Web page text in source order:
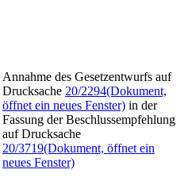
Annahme des Gesetzentwurfs auf
Drucksache 20/2294(Dokument,
öffnet ein neues Fenster) in der
Fassung der Beschlussempfehlung
auf Drucksache
20/3719(Dokument, öffnet ein
neues Fenster)